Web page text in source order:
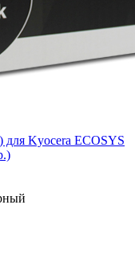
Kyocera ECOSYS